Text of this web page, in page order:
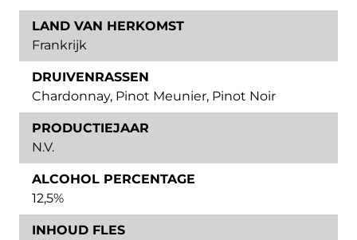
LAND VAN HERKOMST
Frankrijk
DRUIVENRASSEN
Chardonnay, Pinot Meunier, Pinot Noir
PRODUCTIEJAAR
N.V.
ALCOHOL PERCENTAGE
12,5%
INHOUD FLES